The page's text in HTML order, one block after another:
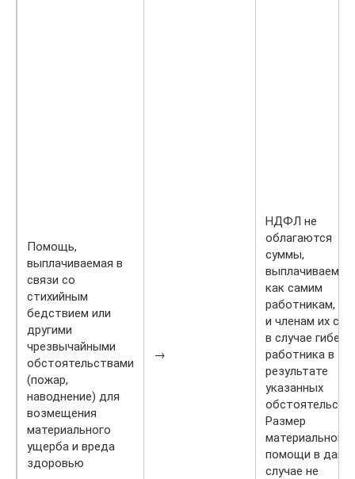
Помощь,
выплачиваемая в
связи со
стихийным
бедствием или
другими
чрезвычайными
обстоятельствами
(пожар,
наводнение) для
возмещения
материального
ущерба и вреда
здоровью
→
НДФЛ не
облагаются
суммы,
выплачиваемые
как самим
работникам,
и членам их
в случае гибели
работника в
результате
указанных
обстоятельств.
Размер
материальной
помощи в
случае не